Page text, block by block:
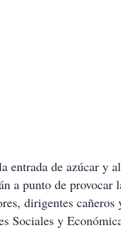
entrada de azúcar y
a punto de
dirigentes
Sociales y